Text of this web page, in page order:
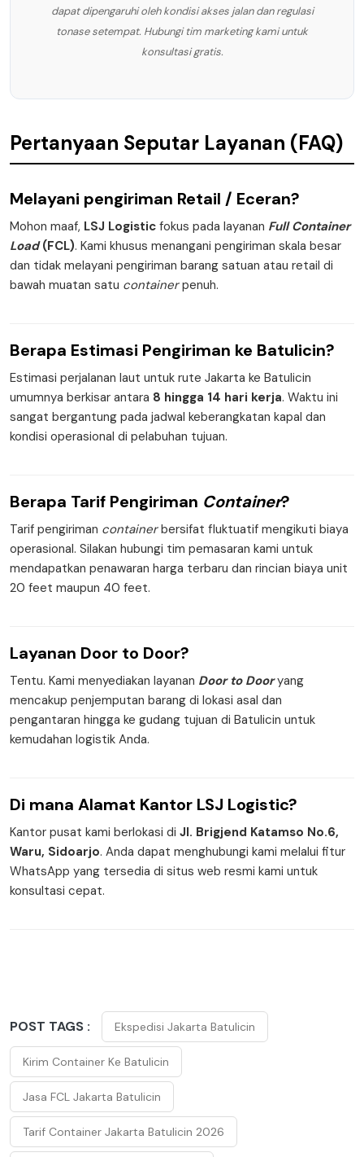
dapat dipengaruhi oleh kondisi akses jalan dan regulasi
tonase setempat. Hubungi tim marketing kami untuk
konsultasi gratis.
Pertanyaan Seputar Layanan (FAQ)
Melayani pengiriman Retail / Eceran?
Mohon maaf, LSJ Logistic fokus pada layanan Full Container
Load(FCL). Kami khusus menangani pengiriman skala besar
dan tidak melayani pengiriman barang satuan atau retail di
bawah muatan satu containerpenuh.
Berapa Estimasi Pengiriman ke Batulicin?
Estimasi perjalanan laut untuk rute Jakarta ke Batulicin
umumnya berkisar antara 8 hingga 14 hari kerja. Waktu ini
sangat bergantung pada jadwal keberangkatan kapal dan
kondisi operasional di pelabuhan tujuan.
Berapa Tarif Pengiriman Container?
Tarif pengiriman containerbersifat fluktuatif mengikuti biaya
operasional. Silakan hubungi tim pemasaran kami untuk
mendapatkan penawaran harga terbaru dan rincian biaya unit
20 feet maupun 40 feet.
Layanan Door to Door?
Tentu. Kami menyediakan layanan Door to Dooryang
mencakup penjemputan barang di lokasi asal dan
pengantaran hingga ke gudang tujuan di Batulicin untuk
kemudahan logistik Anda.
Di mana Alamat Kantor LSJ Logistic?
Kantor pusat kami berlokasi di Jl. Brigjend Katamso No.6,
Waru, Sidoarjo. Anda dapat menghubungi kami melalui fitur
WhatsApp yang tersedia di situs web resmi kami untuk
konsultasi cepat.
POST TAGS : Ekspedisi Jakarta Batulicin
Kirim Container Ke Batulicin
Jasa FCL Jakarta Batulicin
Tarif Container Jakarta Batulicin 2026